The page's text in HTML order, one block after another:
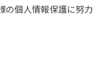
の個人情報保護に努力